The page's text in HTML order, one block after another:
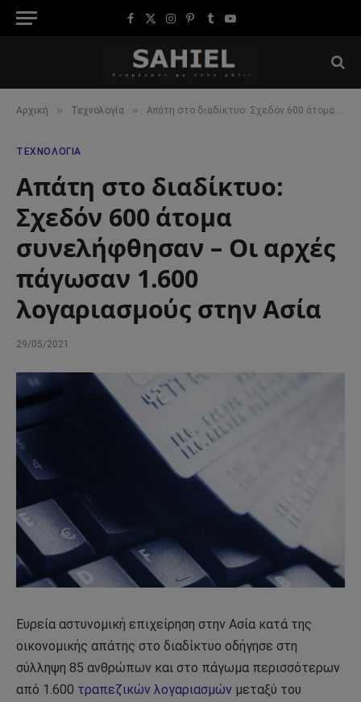
Facebook
X
Instagram
Pinterest
TumblrYouTube
Αρχική » Τεχνολογία » Απάτη στο διαδίκτυο: Σχεδόν 600 άτομα συνελήφθησαν – Οι αρχές πάγωσαν 1.600 λογαριασμούς στην Ασία
ΤΕΧΝΟΛΟΓΊΑ
Απάτη στο διαδίκτυο:
Σχεδόν 600 άτομα
συνελήφθησαν – Οι αρχές
πάγωσαν 1.600
λογαριασμούς στην Ασία
29/05/2021
Ευρεία αστυνομική επιχείρηση στην Ασία κατά της
οικονομικής απάτης στο διαδίκτυο οδήγησε στη
σύλληψη 85 ανθρώπων και στο πάγωμα περισσότερων
από 1.600 τραπεζικών λογαριασμών μεταξύ του